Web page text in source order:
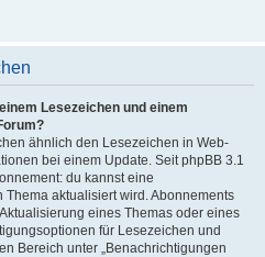
Lesezeichen und einem
ähnlich den Lesezeichen in Web-
bei einem Update. Seit phpBB 3.1
du kannst eine
aktualisiert wird. Abonnements
eines Themas oder eines
für Lesezeichen und
Bereich unter „Benachrichtigungen